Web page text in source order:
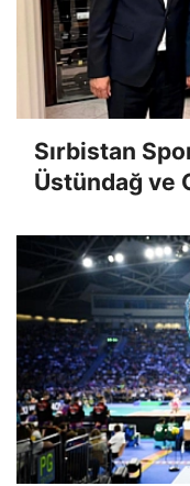
Sırbistan
Üstündağ ve